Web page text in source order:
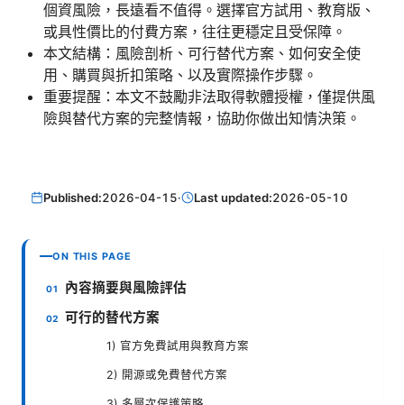
個資風險，長遠看不值得。選擇官方試用、教育版、
或具性價比的付費方案，往往更穩定且受保障。
本文結構：風險剖析、可行替代方案、如何安全使
用、購買與折扣策略、以及實際操作步驟。
重要提醒：本文不鼓勵非法取得軟體授權，僅提供風
險與替代方案的完整情報，協助你做出知情決策。
Published:2026-04-15· Last updated:2026-05-10
ON THIS PAGE
內容摘要與風險評估
可行的替代方案
1) 官方免費試用與教育方案
2) 開源或免費替代方案